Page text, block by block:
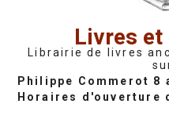
Livres
Librairie de livres